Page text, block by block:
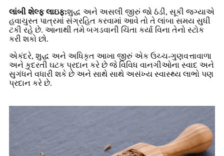
લાંબી શેલ્ફ લાઇફ:શુદ્ધ અને અસલી જીરું જો ઠંડી, સૂકી જગ્યાએ
હવાચુસ્ત પાત્રમાં સંગ્રહિત કરવામાં આવે તો તે લાંબા સમય સુધી
ટકી રહે છે. આનાથી તમે બગડવાની ચિંતા કર્યા વિના તેનો સ્ટોક
કરી શકો છો.
એકંદરે, શુદ્ધ અને અધિકૃત આખા જીરું એક ઉચ્ચ-ગુણવત્તાવાળા
અને કુદરતી ઘટક પ્રદાન કરે છે જે વિવિધ વાનગીઓના સ્વાદ અને
સુગંધને વધારી શકે છે અને સાથે સાથે અસંખ્ય સ્વાસ્થ્ય લાભો પણ
પ્રદાન કરે છે.